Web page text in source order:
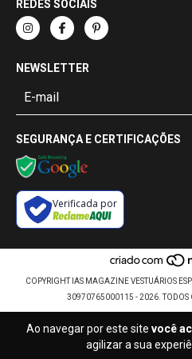
Ao navegar por este site você
agilizar a sua
REDES SOCIAIS
NEWSLETTER
SEGURANÇA E CERTIFICAÇÕES
Verificada por
COPYRIGHT IAS MAGAZINE VESTUÁRIOS
30970765000115 - 2026. TODOS